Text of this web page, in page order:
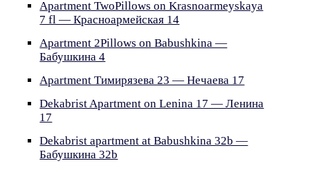
Apartment TwoPillows on Krasnoarmeyskaya
7 fl — Красноармейская 14
Apartment 2Pillows on Babushkina —
Бабушкина 4
Apartment Тимирязева 23 — Нечаева 17
Dekabrist Apartment on Lenina 17 — Ленина
17
Dekabrist apartment at Babushkina 32b —
Бабушкина 32b